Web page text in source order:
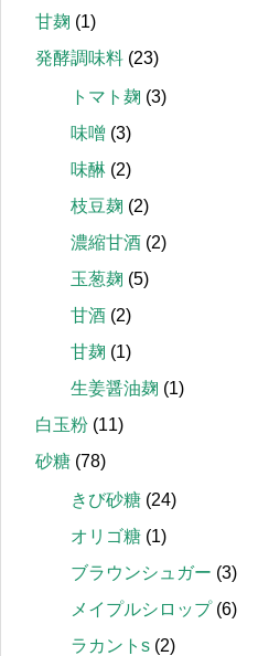
甘麹 (1)
発酵調味料 (23)
トマト麹 (3)
味噌 (3)
味醂 (2)
枝豆麹 (2)
濃縮甘酒 (2)
玉葱麹 (5)
甘酒 (2)
甘麹 (1)
生姜醤油麹 (1)
白玉粉 (11)
砂糖 (78)
きび砂糖 (24)
オリゴ糖 (1)
ブラウンシュガー (3)
メイプルシロップ(6)
ラカントs (2)